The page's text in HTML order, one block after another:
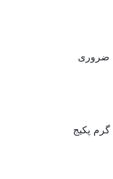
ضروری
گرم پکیج